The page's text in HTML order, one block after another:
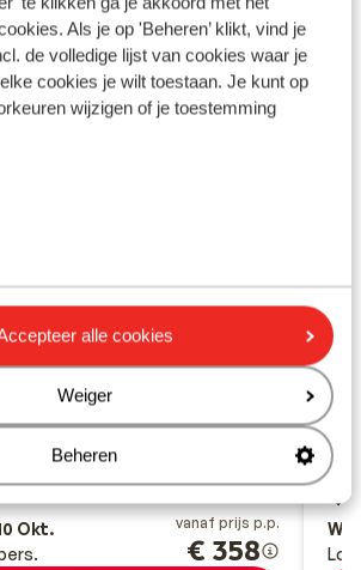
Als je op 'Beheren’ klikt, vind je
de volledige lijst van cookies waar je
cookies je wilt toestaan. Je kunt op
wijzigen of je toestemming
alle cookies
Weiger
Beheren
8.8 Fantastisch
Brava Spanje
hotel
Okt.
vanaf prijs p.p.
€ 358
Wo